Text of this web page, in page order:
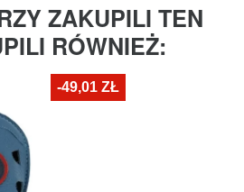
ZAKUPILI TEN
RÓWNIEŻ:
-49,01 ZŁ